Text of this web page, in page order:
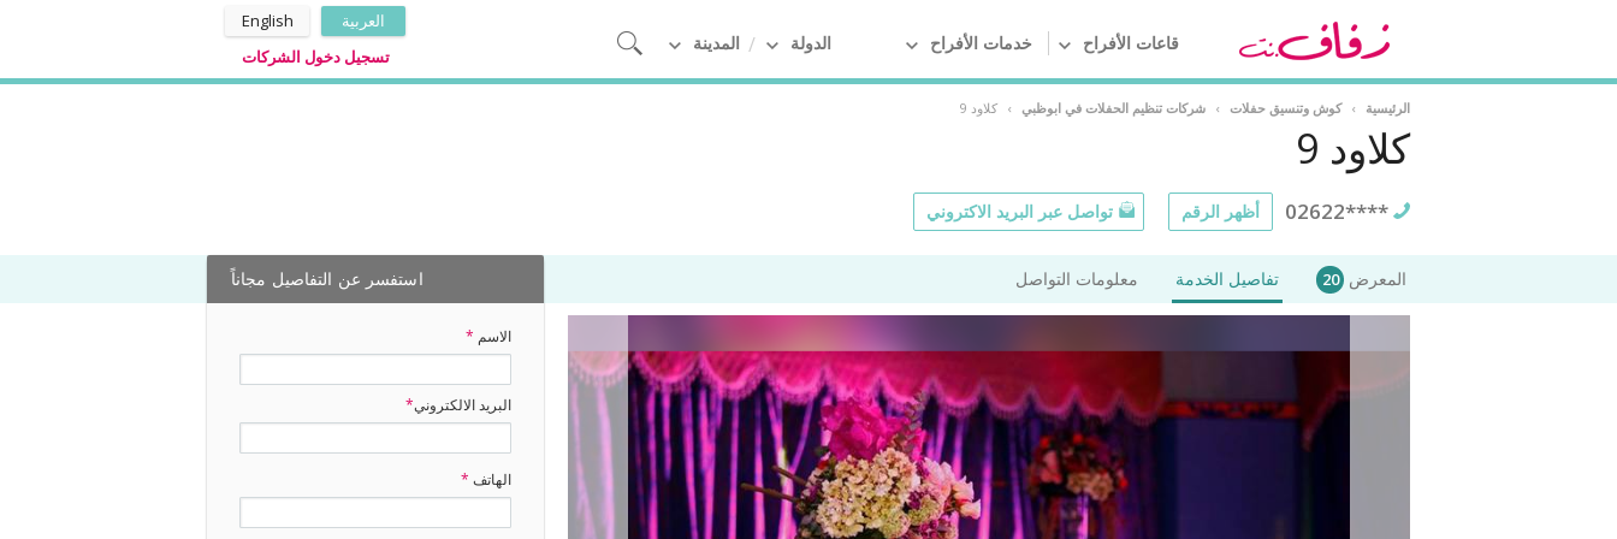
قاعات الأفراح خدمات الأفراح الدولة المدينة
العربية
English
تسجيل دخول الشركات
الرئيسية › كوش وتنسيق حفلات › شركات تنظيم الحفلات في ابوظبي › كلاود 9
كلاود 9
02622**** أظهر الرقم تواصل عبر البريد الاكتروني
المعرض 20 تفاصيل الخدمة معلومات التواصل استفسر عن التفاصيل مجاناً
الاسم *
البريد الالكتروني*
الهاتف *